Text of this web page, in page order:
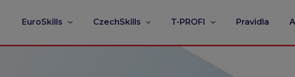
EuroSkills CzechSkills T-PROFI Pravidla